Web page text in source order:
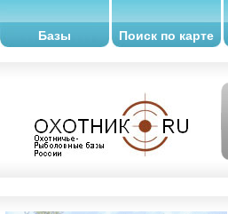
Базы Поиск по карте